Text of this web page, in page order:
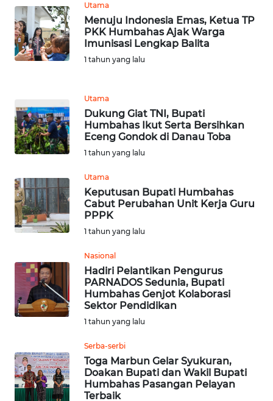
Utama
Menuju Indonesia Emas, Ketua TP
PKK Humbahas Ajak Warga
Imunisasi Lengkap Balita
1 tahun yang lalu
Utama
Dukung Giat TNI, Bupati
Humbahas Ikut Serta Bersihkan
Eceng Gondok di Danau Toba
1 tahun yang lalu
Utama
Keputusan Bupati Humbahas
Cabut Perubahan Unit Kerja Guru
PPPK
1 tahun yang lalu
Nasional
Hadiri Pelantikan Pengurus
PARNADOS Sedunia, Bupati
Humbahas Genjot Kolaborasi
Sektor Pendidikan
1 tahun yang lalu
Serba-serbi
Toga Marbun Gelar Syukuran,
Doakan Bupati dan Wakil Bupati
Humbahas Pasangan Pelayan
Terbaik
WN
SUMSEL
WN
LAMPUNG
WN
WN
NUSANTARA
JOGJA
WN
JATIM
BALI
WN
KALBAR